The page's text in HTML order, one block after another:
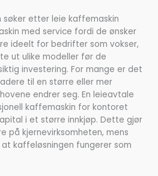
etter leie kaffemaskin
med service fordi de ønsker
ideelt for bedrifter som vokser,
ut ulike modeller før de
investering. For mange er det
til en større eller mer
endrer seg. En leieavtale
kaffemaskin for kontoret
i et større innkjøp. Dette gjør
på kjernevirksomheten, mens
kaffeløsningen fungerer som